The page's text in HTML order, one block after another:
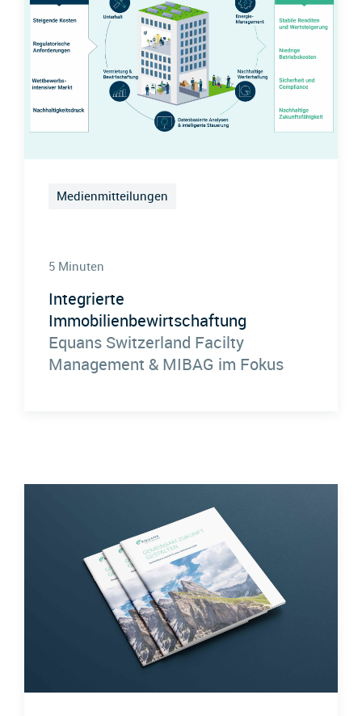
Medienmitteilungen
5 Minuten
Integrierte
Immobilienbewirtschaftung
Equans Switzerland Facilty
Management & MIBAG im Fokus